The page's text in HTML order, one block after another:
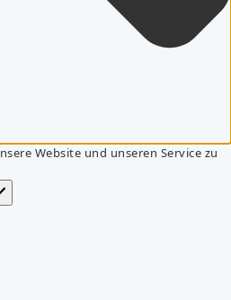
Website und unseren Service zu